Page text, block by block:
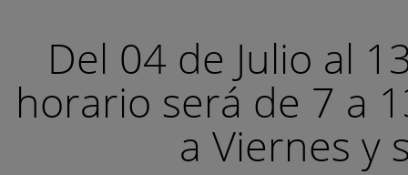
Del 04 de Julio al
horario será de 7 a
a Viernes y